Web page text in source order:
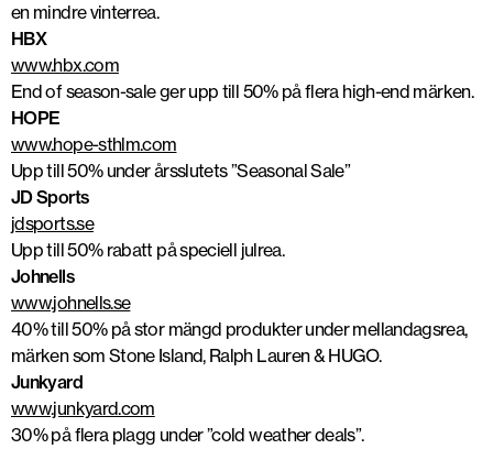
en mindre vinterrea.
HBX
www.hbx.com
End of season-sale ger upp till 50% på flera high-end märken.
HOPE
www.hope-sthlm.com
Upp till 50% under årsslutets ”Seasonal Sale”
JD Sports
jdsports.se
Upp till 50% rabatt på speciell julrea.
Johnells
www.johnells.se
40% till 50% på stor mängd produkter under mellandagsrea,
märken som Stone Island, Ralph Lauren & HUGO.
Junkyard
www.junkyard.com
30% på flera plagg under ”cold weather deals”.